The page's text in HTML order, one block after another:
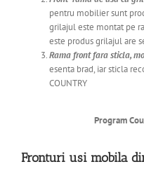
pentru mobilier sunt
grilajul este montat pe
este produs grilajul are
Rama front fara sticla,
esenta brad, iar sticla
COUNTRY
Program
Fronturi usi mobila